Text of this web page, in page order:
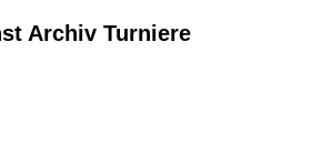
Archiv Turniere